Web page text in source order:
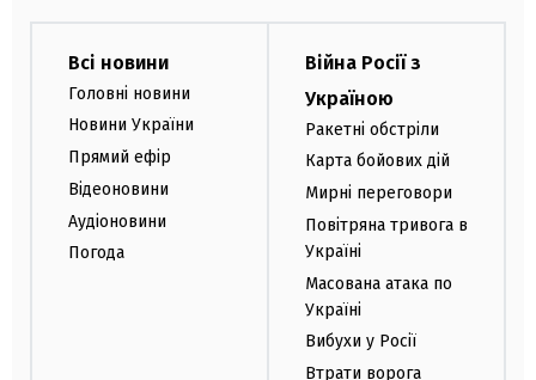
Всі новини
Головні новини
Новини України
Прямий ефір
Відеоновини
Аудіоновини
Погода
Війна Росії з
Україною
Ракетні обстріли
Карта бойових дій
Мирні переговори
Повітряна тривога в
Україні
Масована атака по
Україні
Вибухи у Росії
Втрати ворога